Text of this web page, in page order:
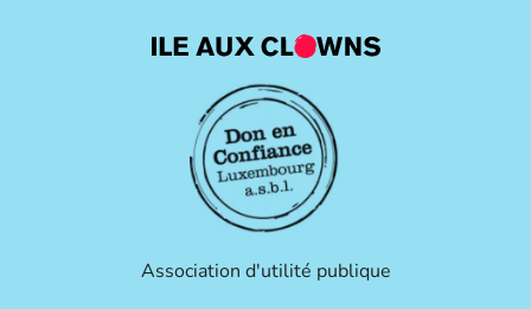
Association d'utilité publique